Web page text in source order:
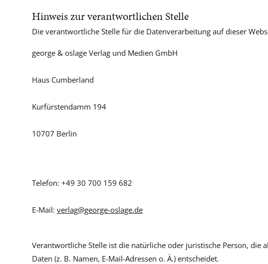
Hinweis zur verantwortlichen Stelle
Die verantwortliche Stelle für die Datenverarbeitung auf dieser
george & oslage Verlag und Medien GmbH
Haus Cumberland
Kurfürstendamm 194
10707 Berlin
Telefon: +49 30 700 159 682
E-Mail: verlag@george-oslage.de
Verantwortliche Stelle ist die natürliche oder juristische Person,
Daten (z. B. Namen, E-Mail-Adressen o. Ä.) entscheidet.